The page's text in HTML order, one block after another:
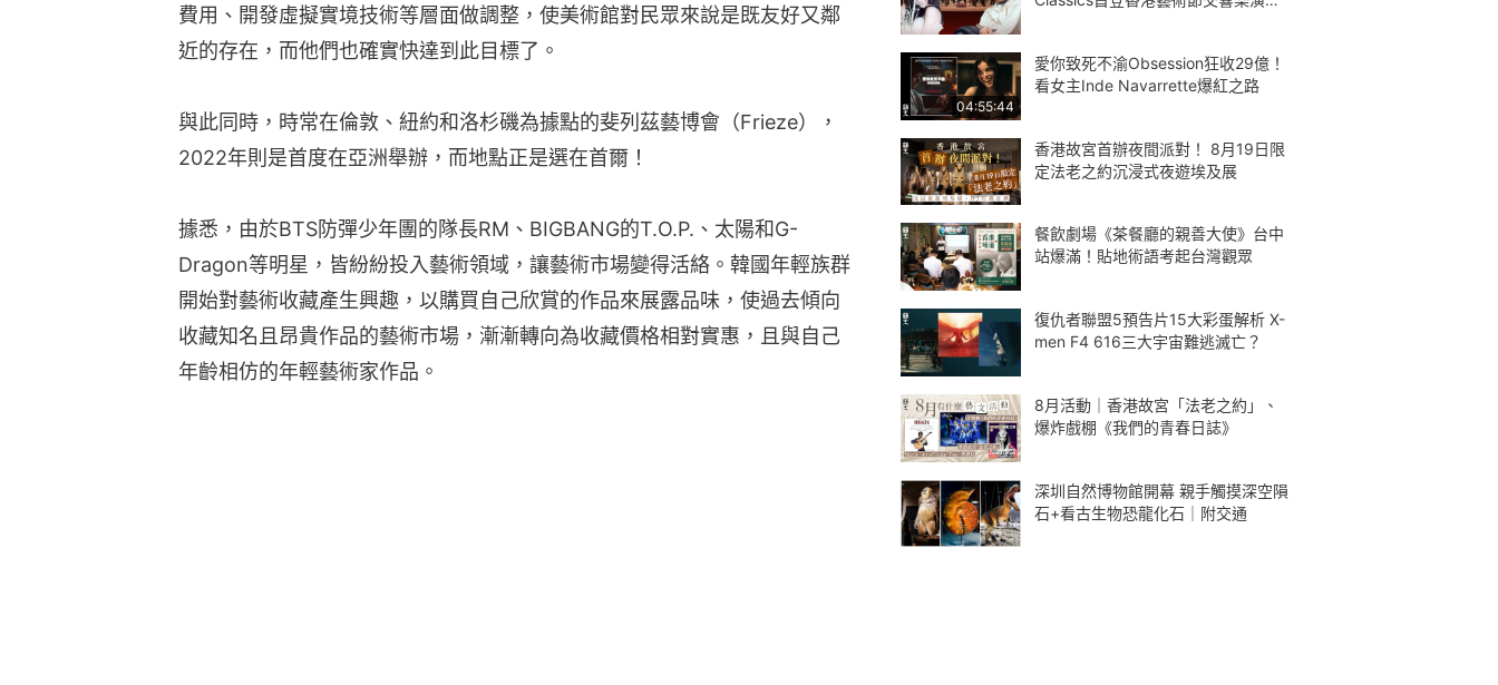
費用、開發虛擬實境技術等層面做調整，使美術館對民眾來說是既友好又鄰
近的存在，而他們也確實快達到此目標了。
與此同時，時常在倫敦、紐約和洛杉磯為據點的斐列茲藝博會（Frieze），
2022年則是首度在亞洲舉辦，而地點正是選在首爾！
據悉，由於BTS防彈少年團的隊長RM、BIGBANG的T.O.P.、太陽和G-
Dragon等明星，皆紛紛投入藝術領域，讓藝術市場變得活絡。韓國年輕族群
開始對藝術收藏產生興趣，以購買自己欣賞的作品來展露品味，使過去傾向
收藏知名且昂貴作品的藝術市場，漸漸轉向為收藏價格相對實惠，且與自己
年齡相仿的年輕藝術家作品。
04:55:44
愛你致死不渝Obsession狂收29億！
看女主Inde Navarrette爆紅之路
香港故宮首辦夜間派對！ 8月19日限
定法老之約沉浸式夜遊埃及展
餐飲劇場《茶餐廳的親善大使》台中
站爆滿！貼地術語考起台灣觀眾
復仇者聯盟5預告片15大彩蛋解析 X-
men F4 616三大宇宙難逃滅亡？
8月活動｜香港故宮「法老之約」、
爆炸戲棚《我們的青春日誌》
深圳自然博物館開幕 親手觸摸深空隕
石+看古生物恐龍化石｜附交通